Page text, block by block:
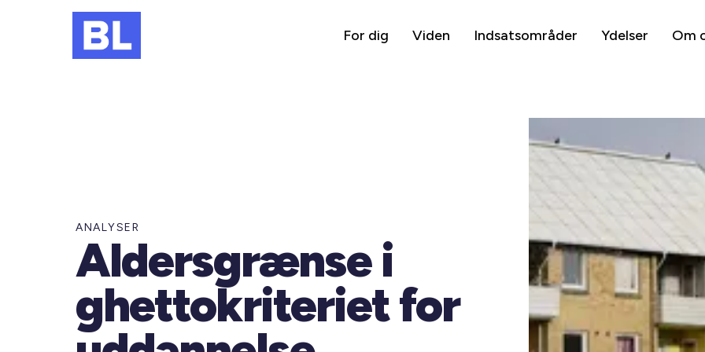
For dig Viden Indsatsområder Ydelser Om
ANALYSER
Aldersgrænse i
ghettokriteriet for